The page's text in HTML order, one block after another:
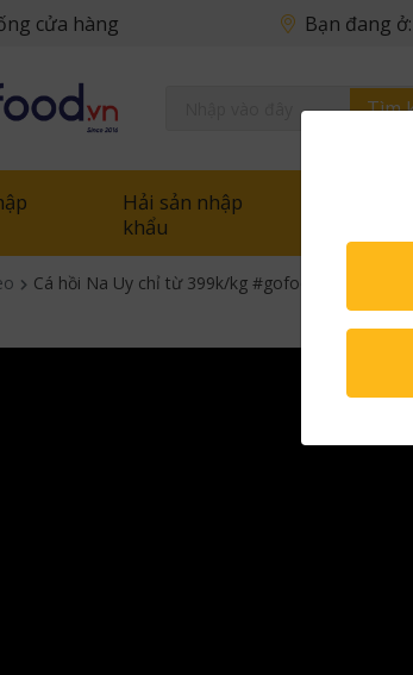
cửa hàng Bạn đang ở:
Tìm
Hải sản nhập
khẩu
Set
Cá hồi Na Uy chỉ từ 399k/kg #gofood